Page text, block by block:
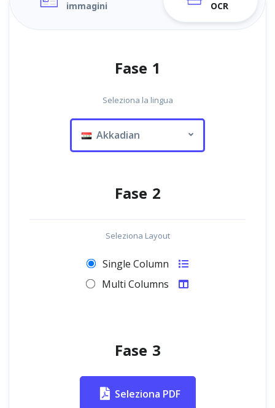
immagini
OCR
Fase 1
Seleziona la lingua
Akkadian
Fase 2
Seleziona Layout
Single Column
Multi Columns
Fase 3
Seleziona PDF